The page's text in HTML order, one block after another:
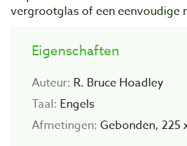
vergrootglas of een eenvoudige
Eigenschaften
Auteur: R. Bruce Hoadley
Taal: Engels
Afmetingen: Gebonden, 225